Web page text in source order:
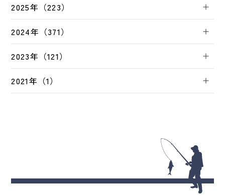
2025年（223）
2024年（371）
2023年（121）
2021年（1）